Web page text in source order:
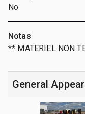
No
Notas
** MATERIEL NON
General